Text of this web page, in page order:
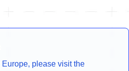
Europe, please visit the